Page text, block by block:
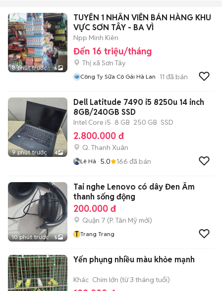
8 phút trước 6
TUYỂN 1 NHÂN VIÊN BÁN HÀNG KHU
VỰC SƠN TÂY - BA VÌ
Npp Minh Kiên
Đến 16 triệu/tháng
Thị xã Sơn Tây
Công Ty Sữa Cô Gái Hà Lan 11 đã bán
9 phút trước 4
Dell Latitude 7490 i5 8250u 14 inch
8GB/240GB SSD
Intel Core i5 8 GB 250 GB SSD
2.800.000 đ
Q. Thanh Xuân
Lê Hà 5.0 166 đã bán
10 phút trước 5
Tai nghe Lenovo có dây Đen Âm
thanh sống động
200.000 đ
Quận 7 (P. Tân Mỹ mới)
T Trang Trang
Yến phụng nhiều màu khỏe mạnh
Khác Chim lớn (từ 3 tháng tuổi)